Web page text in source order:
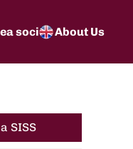
soci About Us
SISS